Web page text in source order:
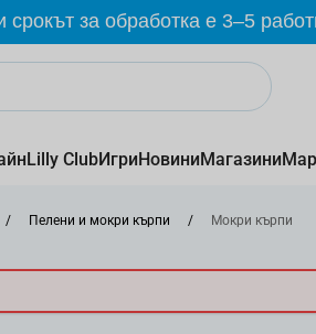
за обработка е 3–5
Lilly ClubИгриНовиниМагазини
/ Пелени и мокри кърпи / Мокри кърпи